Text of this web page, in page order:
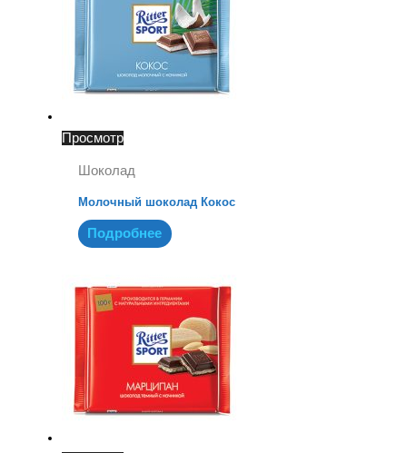
Просмотр
Шоколад
Молочный шоколад Кокос
Подробнее